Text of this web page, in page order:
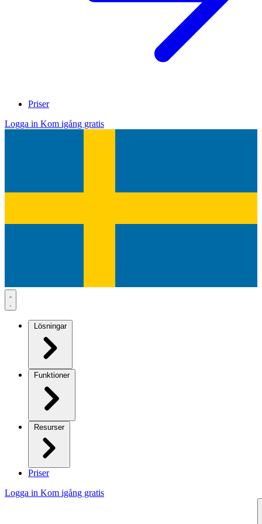
Priser
Logga in Kom igång gratis
Lösningar
Funktioner
Resurser
Priser
Logga in Kom igång gratis